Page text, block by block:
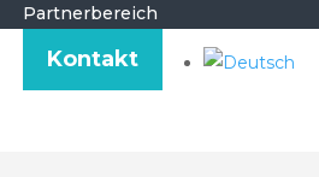
Partnerbereich
Kontakt